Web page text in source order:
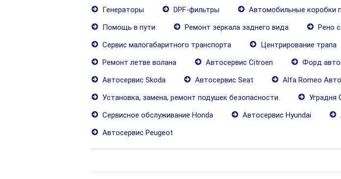
Генераторы DPF-фильтры Автомобильные коробки
Помощь в пути
Ремонт зеркала заднего вида Рено
Сервис малогабаритного транспорта
Центрирование трапа
Ремонт летве волана
Автосервис Citroen Форд
Автосервис Skoda
Автосервис Seat Alfa Romeo
Установка, замена, ремонт подушек безопасности.
Уградня
Сервисное обслуживание Honda
Автосервис Hyundai
Автосервис Peugeot